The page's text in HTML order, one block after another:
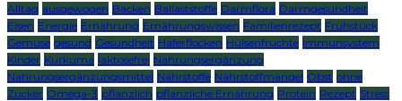
Alltag ausgewogen Backen Ballaststoffe Darmflora Darmgesundheit
Eisen Energie Ernährung Ernährungswissen Familienrezept Frühstück
Gemüse gesund Gesundheit Haferflocken Hülsenfrüchte Immunsystem
Kinder Kurkuma laktosefrei Nahrungsergänzung
Nahrungsergänzungsmittel Nährstoffe Nährstoffmangel Obst ohne
Zucker Omega-3 pflanzlich pflanzliche Ernährung Protein Rezept Stress